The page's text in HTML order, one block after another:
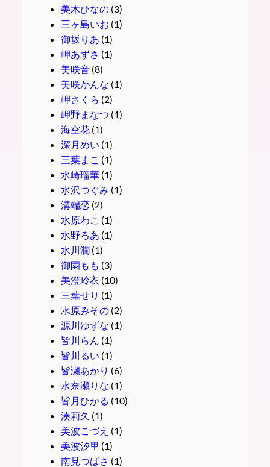
美木ひなの(3)
三ヶ島いお (1)
御坂りあ (1)
岬あずさ (1)
美咲音(8)
美咲かんな (1)
岬さくら (2)
岬野まなつ (1)
海空花(1)
深月めい (1)
三葉まこ (1)
水崎瑠華(1)
水沢つぐみ (1)
溝端恋(2)
水原わこ (1)
水野ろあ (1)
水川潤(1)
御園もも (3)
美澄玲衣 (10)
三葉せり (1)
水原みその(2)
源川ゆずな (1)
皆川らん (1)
皆川るい (1)
皆瀬あかり (6)
水奈瀬りな (1)
皆月ひかる (10)
湊莉久 (1)
美波こづえ (1)
美波汐里 (1)
南見つばさ (1)